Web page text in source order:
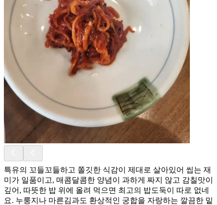
특유의 꼬들꼬들하고 쫄깃한 식감이 제대로 살아있어 씹는 재
미가 일품이고, 매콤달콤한 양념이 과하게 짜지 않고 감칠맛이
깊어, 따뜻한 밥 위에 올려 먹으면 최고의 밥도둑이 따로 없네
요. 누룽지나 마른김과도 환상적인 궁합을 자랑하는 깔끔한 밑